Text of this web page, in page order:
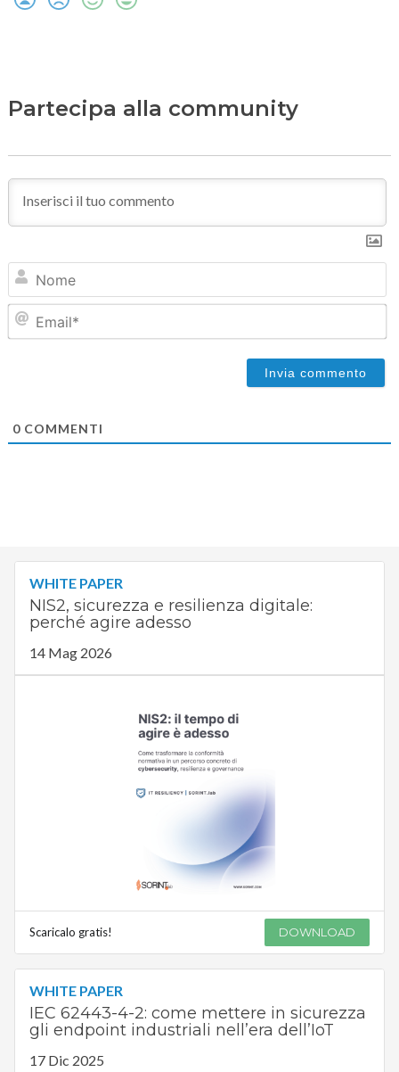
Partecipa alla community
0COMMENTI
WHITE PAPER
NIS2, sicurezza e resilienza digitale:
perché agire adesso
14 Mag 2026
Scaricalo gratis! DOWNLOAD
WHITE PAPER
IEC 62443-4-2: come mettere in sicurezza
gli endpoint industriali nell’era dell’IoT
17 Dic 2025